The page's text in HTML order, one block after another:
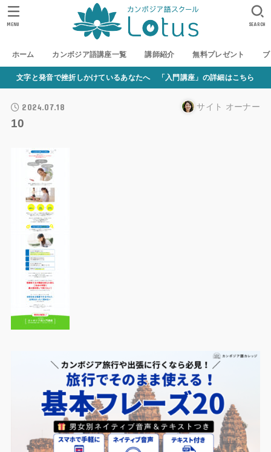
ホーム カンボジア語講座一覧 講師紹介 無料プレゼント
SEARCH
MENU
文字と発音で挫折しかけているあなたへ 「入門講座」の詳細はこちら
2024.07.18 サイト オーナー
10